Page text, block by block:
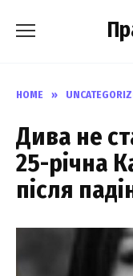
HOME »
Дива не
25-річна
піcля